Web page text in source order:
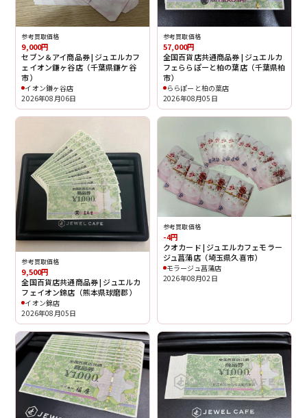
参考買取価格
9,000円
セブン＆アイ商品券 | ジュエルカフ
ェイオン鎌ヶ谷店（千葉県鎌ケ谷
市）
イオン鎌ヶ谷店
2026年08月06日
参考買取価格
57,000円
全国百貨店共通商品券 | ジュエルカ
フェららぽーと柏の葉店（千葉県柏
市）
ららぽーと柏の葉店
2026年08月05日
参考買取価格
9,500円
全国百貨店共通商品券 | ジュエルカ
フェイオン錦店（熊本県球磨郡）
イオン錦店
2026年08月05日
参考買取価格
-4円
クオカード | ジュエルカフェモラー
ジュ菖蒲店（埼玉県久喜市）
モラージュ菖蒲店
2026年08月02日